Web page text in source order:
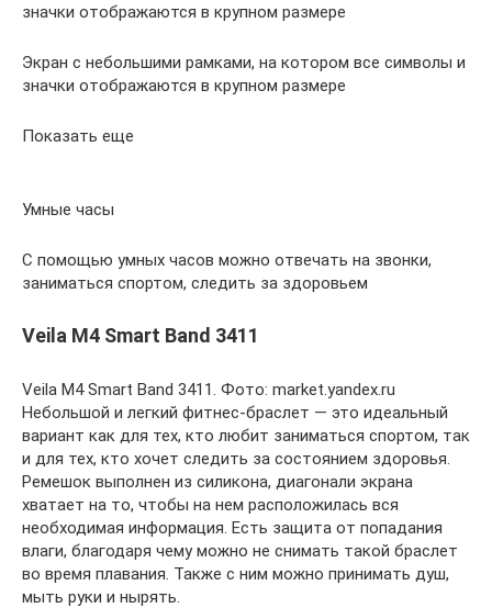
значки отображаются в крупном размере
Экран с небольшими рамками, на котором все символы и
значки отображаются в крупном размере
Показать еще
Умные часы
С помощью умных часов можно отвечать на звонки,
заниматься спортом, следить за здоровьем
Veila M4 Smart Band 3411
Veila M4 Smart Band 3411. Фото: market.yandex.ru
Небольшой и легкий фитнес-браслет — это идеальный
вариант как для тех, кто любит заниматься спортом, так
и для тех, кто хочет следить за состоянием здоровья.
Ремешок выполнен из силикона, диагонали экрана
хватает на то, чтобы на нем расположилась вся
необходимая информация. Есть защита от попадания
влаги, благодаря чему можно не снимать такой браслет
во время плавания. Также с ним можно принимать душ,
мыть руки и нырять.